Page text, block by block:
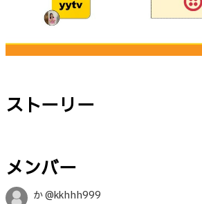
ストーリー
メンバー
か @kkhhh999